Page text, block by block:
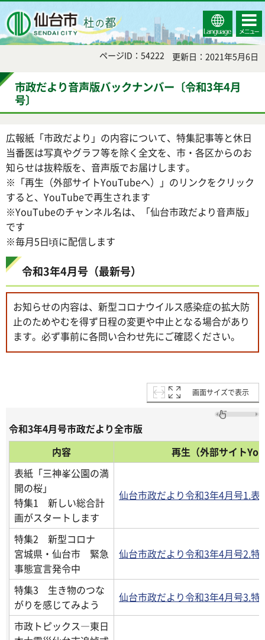
Select
Language
コンテ
ンツメ
ニュー
ページID：54222 更新日：2021年5月6日
市政だより音声版バックナンバー〔令和3年4月
号〕
広報紙「市政だより」の内容について、特集記事等と休日
当番医は写真やグラフ等を除く全文を、市・各区からのお
知らせは抜粋版を、音声版でお届けします。
※「再生（外部サイトYouTubeへ）」のリンクをクリック
すると、YouTubeで再生されます
※YouTubeのチャンネル名は、「仙台市政だより音声版」
です
※毎月5日頃に配信します
令和3年4月号（最新号）
お知らせの内容は、新型コロナウイルス感染症の拡大防
止のためやむを得ず日程の変更や中止となる場合があり
ます。必ず事前に各問い合わせ先にご確認ください。
画面サイズで表示
令和3年4月号市政だより全市版
内容
再生（外部サイト
表紙「三神峯公園の満
開の桜」
特集1 新しい総合計
画がスタートします
仙台市政だより令和3年4月号1.表
特集2 新型コロナ
宮城県・仙台市 緊急
事態宣言発令中
仙台市政だより令和3年4月号2.特
特集3 生き物のつな
がりを感じてみよう
仙台市政だより令和3年4月号3.特
市政トピックス―東日